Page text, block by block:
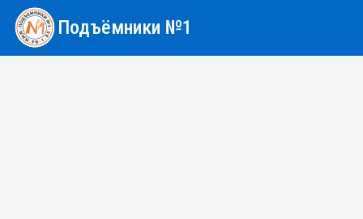
Подъёмники №1